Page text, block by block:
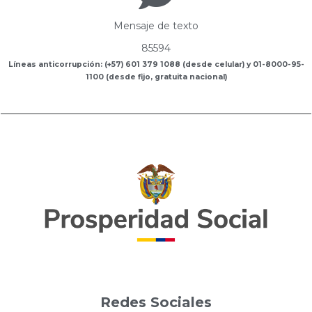
Mensaje de texto
85594
Líneas anticorrupción: (+57) 601 379 1088 (desde celular) y 01-8000-95-
1100 (desde fijo, gratuita nacional)
Redes Sociales